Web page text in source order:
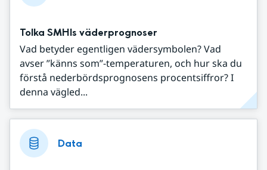
Tolka SMHIs väderprognoser
Vad betyder egentligen vädersymbolen? Vad
avser ”känns som”-temperaturen, och hur ska du
förstå nederbördsprognosens procentsiffror? I
denna vägled...
Data